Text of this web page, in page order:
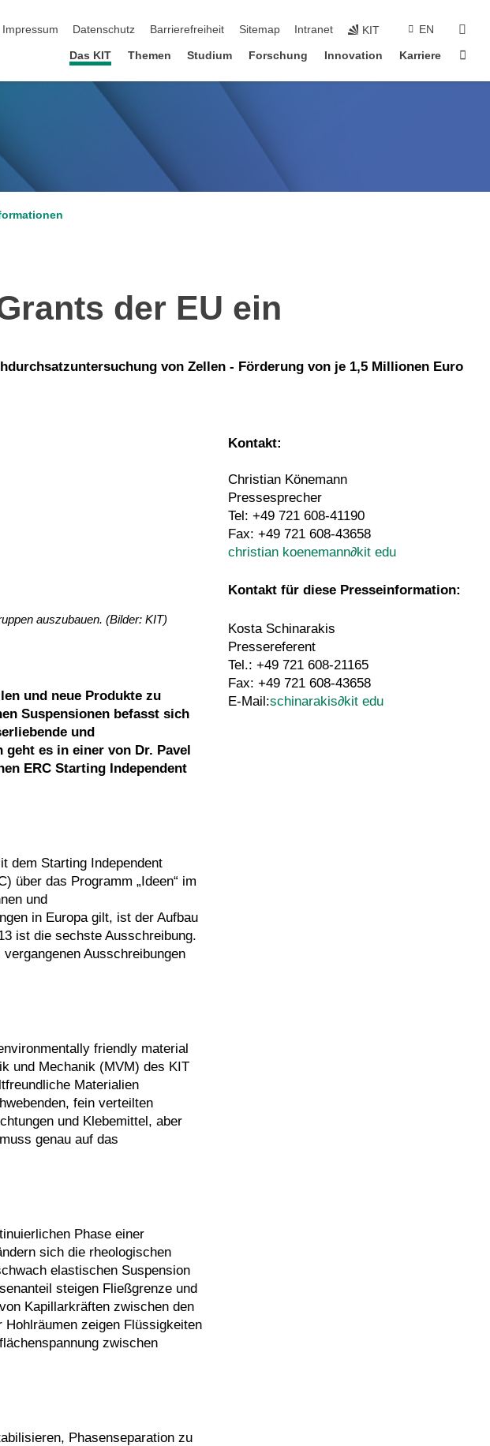
Impressum Datenschutz Barrierefreiheit Sitemap Intranet KIT EN
Das KIT Themen Studium Forschung Innovation Karriere
der EU ein
von Zellen - Förderung von je 1,5 Millionen Euro
auszubauen. (Bilder: KIT)
und neue Produkte zu
Suspensionen befasst sich
und
es in einer von Dr. Pavel
ERC Starting Independent
dem Starting Independent
über das Programm „Ideen“ im
und
in Europa gilt, ist der Aufbau
ist die sechste Ausschreibung.
Ausschreibungen
friendly material
und Mechanik (MVM) des KIT
Materialien
fein verteilten
und Klebemittel, aber
genau auf das
Phase einer
sich die rheologischen
elastischen Suspension
steigen Fließgrenze und
Kapillarkräften zwischen den
zeigen Flüssigkeiten
zwischen
Phasenseparation zu
Kontakt:
Christian Könemann
Pressesprecher
Tel: +49 721 608-41190
Fax: +49 721 608-43658
christian koenemann∂kit edu
Kontakt für diese Presseinformation:
Kosta Schinarakis
Pressereferent
Tel.: +49 721 608-21165
Fax: +49 721 608-43658
E-Mail:schinarakis∂kit edu